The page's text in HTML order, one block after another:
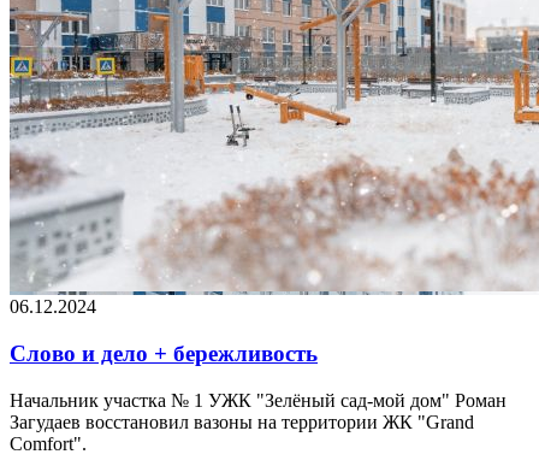
06.12.2024
Слово и дело + бережливость
Начальник участка № 1 УЖК "Зелёный сад-мой дом" Роман
Загудаев восстановил вазоны на территории ЖК "Grand
Comfort".